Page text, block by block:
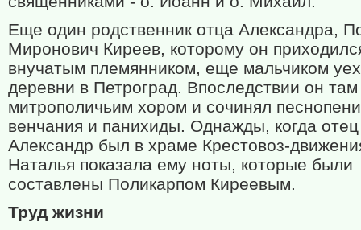
Еще один родственник отца Александра,
Миронович Киреев, которому он
внучатым племянником, еще мальчиком
деревни в Петроград. Впоследствии он
митрополичьим хором и сочинял
венчания и панихиды. Однажды, когда отец
Александр был в храме Крестовоз-
Наталья показала ему ноты, которые были
составлены Поликарпом Киреевым.
Труд жизни